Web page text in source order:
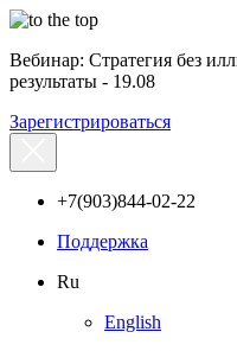
Вебинар: Стратегия без
результаты - 19.08
Зарегистрироваться
+7(903)844-02-22
Поддержка
Ru
English